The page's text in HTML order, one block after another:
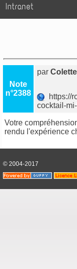
Intranet
Note
n°2388
parColette
https://
cocktail-
Votre
rendu l'expérience
© 2004-2017